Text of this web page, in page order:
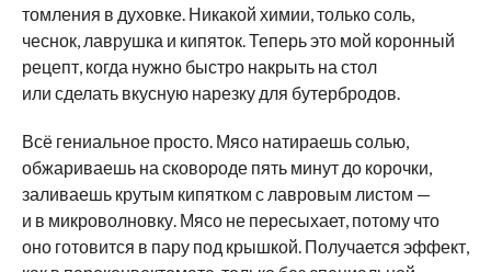
томления в духовке. Никакой химии, только соль,
чеснок, лаврушка и кипяток. Теперь это мой коронный
рецепт, когда нужно быстро накрыть на стол
или сделать вкусную нарезку для бутербродов.
Всё гениальное просто. Мясо натираешь солью,
обжариваешь на сковороде пять минут до корочки,
заливаешь крутым кипятком с лавровым листом —
и в микроволновку. Мясо не пересыхает, потому что
оно готовится в пару под крышкой. Получается эффект,